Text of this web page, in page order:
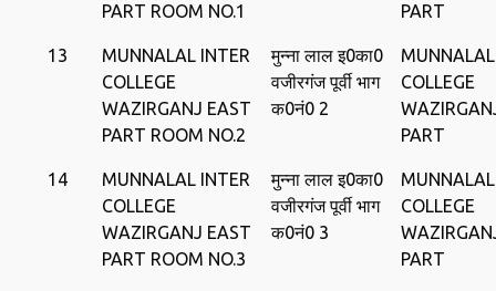
PART ROOM NO.1
PART
13
MUNNALAL INTER
COLLEGE
WAZIRGANJ EAST
PART ROOM NO.2
मुन्‍ना लाल इ0का0
वजीरगंज पूर्वी भाग
क0नं0 2
COLLEGE
PART
14
MUNNALAL INTER
COLLEGE
WAZIRGANJ EAST
PART ROOM NO.3
मुन्‍ना लाल इ0का0
वजीरगंज पूर्वी भाग
क0नं0 3
COLLEGE
PART